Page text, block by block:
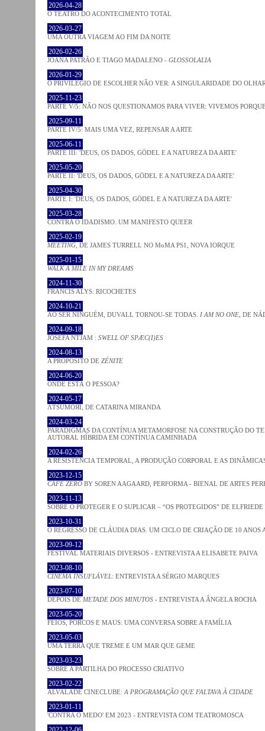
2026-04-28
O TEATRO DO ACONTECIMENTO TOTAL
2026-03-27
UMA OUTRA VIAGEM AO FIM DA NOITE
2026-02-26
JOANA PATRÃO E TIAGO MADALENO - GLOSSOLALIA
2026-01-29
O PRIVILÉGIO DE ESCOLHER NÃO VER: A SINGULARIDADE DO
2025-11-23
PARTE V/5: NÃO NOS QUESTIONAMOS PARA VIVER: VIVEMOS
2025-09-11
PARTE IV/5: MAIS UMA VEZ, REPENSAR A ARTE
2025-06-11
PARTE III: 'DEUS, OS DADOS, GÖDEL E A NATUREZA DA ARTE'
2025-05-20
PARTE II: 'DEUS, OS DADOS, GÖDEL E A NATUREZA DA ARTE'
2025-04-30
PARTE I: 'DEUS, OS DADOS, GÖDEL E A NATUREZA DA ARTE'
2025-03-28
CONTRA O IDADISMO. UM MANIFESTO QUEER
2025-02-19
MEETING , DE JAMES TURRELL NO MoMA PS1, NOVA IORQUE
2025-01-15
WALK A MILE IN MY DREAMS
2024-11-30
FRANCIS ALYS: RICOCHETES
2024-10-21
AO SER NINGUÉM, DUVALL TORNOU-SE TODAS. I AM NO ONE , DE
2024-09-18
JOSÈFA NTJAM : SWELL OF SPÆC(I)ES
2024-08-13
A PROPÓSITO DE ZÉNITE
2024-06-20
ONDE ESTÁ O PESSOA?
2024-05-17
ΛƬSUMOЯI, DE CATARINA MIRANDA
2024-03-24
PARADIGMAS DA CONTÍNUA METAMORFOSE NA CONSTRUÇÃO DO
AUTORAL HÍBRIDA EM CONTÍNUA CAMINHADA
2024-02-26
A RESISTÊNCIA TEMPORAL, A PRODUÇÃO CORPORAL E AS
2023-12-15
CAFE ZERO BY SOREN AAGAARD, PERFORMA - BIENAL DE ARTES
2023-11-13
SOBRE O PROTEGER E O SUPLICAR – “OS PROTEGIDOS” DE
2023-10-31
O REGRESSO DE CLÁUDIA DIAS. UM CICLO DE CRIAÇÃO DE 10
2023-09-12
FESTIVAL MATERIAIS DIVERSOS - ENTREVISTA A ELISABETE PAIVA
2023-08-10
CINEMA INSUFLÁVEL: ENTREVISTA A SÉRGIO MARQUES
2023-07-10
DEPOIS DE METADE DOS MINUTOS - ENTREVISTA A ÂNGELA ROCHA
2023-05-20
FEIOS, PORCOS E MAUS: UMA CONVERSA SOBRE A FAMÍLIA
2023-05-03
UMA TERRA QUE TREME E UM MAR QUE GEME
2023-03-23
SOBRE A PARTILHA DO PROCESSO CRIATIVO
2023-02-22
ALVALADE CINECLUBE: A PROGRAMAÇÃO QUE FALTAVA À CIDADE
2023-01-11
'CONTRA O MEDO' EM 2023 - ENTREVISTA COM TEATROMOSCA